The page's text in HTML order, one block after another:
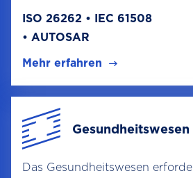
ISO 26262 • IEC 61508
• AUTOSAR
Mehr erfahren
Gesundheitswesen
Das Gesundheitswesen